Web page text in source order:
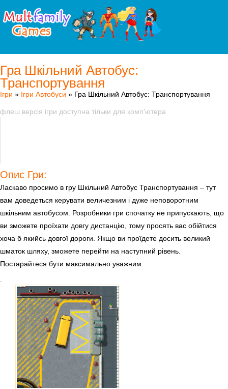
Гра Шкільний Автобус:
Транспортування
Ігри » Ігри Автобуси » Гра Шкільний Автобус: Транспортування
флеш версія ігри доступна тільки для комп'ютера
Опис Гри:
Ласкаво просимо в гру Шкільний Автобус Транспортування – тут
вам доведеться керувати величезним і дуже неповоротним
шкільним автобусом. Розробники гри спочатку не припускають, що
ви зможете проїхати довгу дистанцію, тому просять вас обійтися
хоча б якийсь довгої дороги. Якщо ви проїдете досить великий
шматок шляху, зможете перейти на наступний рівень.
Постарайтеся бути максимально уважним.